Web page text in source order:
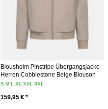
Blousholm Pinstripe Übergangsjacke
Herren Cobblestone Beige Blouson
S M L XL XXL 3XL
159,95 € *